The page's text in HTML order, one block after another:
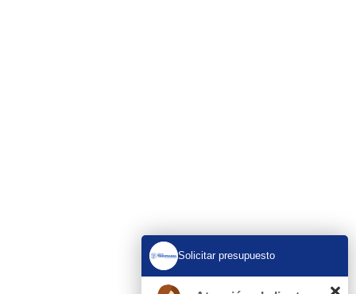
Limpieza y vaciado de fosas sépticas
Solicitar presupuesto